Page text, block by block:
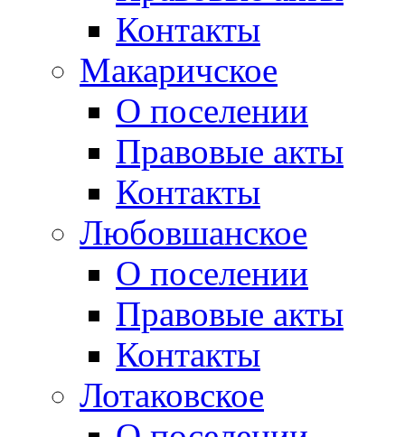
Контакты
Макаричское
О поселении
Правовые акты
Контакты
Любовшанское
О поселении
Правовые акты
Контакты
Лотаковское